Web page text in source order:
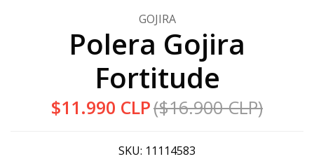
GOJIRA
Polera Gojira
Fortitude
$11.990 CLP($16.900 CLP)
SKU: 11114583